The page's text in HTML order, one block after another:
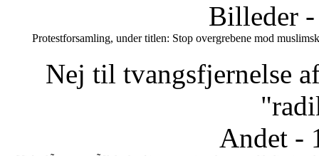
Billeder -
Protestforsamling, under titlen: Stop overgrebene mod
Nej til tvangsfjernelse
Andet -